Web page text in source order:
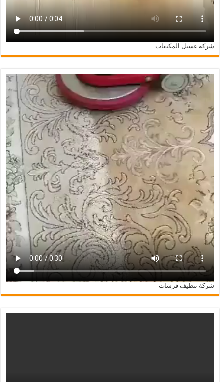
شركة غسيل المكيفات
شركة تنظيف فرشات